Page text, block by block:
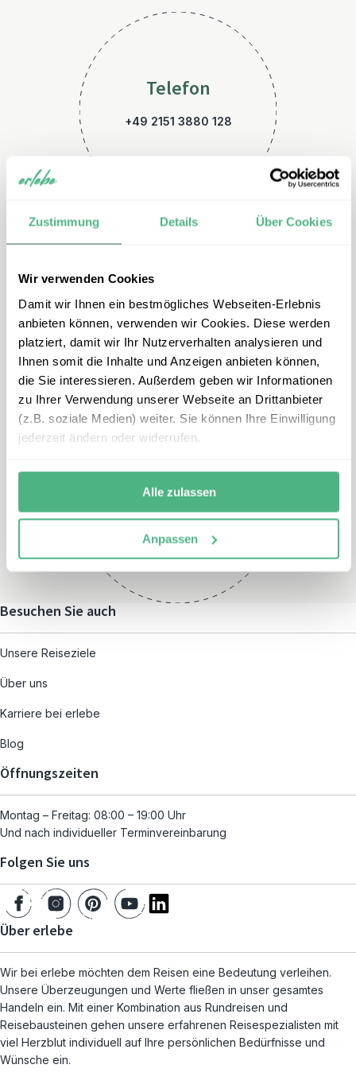
Zustimmung Details Über Cookies
Wir verwenden Cookies
Damit wir Ihnen ein bestmögliches Webseiten-Erlebnis
anbieten können, verwenden wir Cookies. Diese werden
platziert, damit wir Ihr Nutzerverhalten analysieren und
Ihnen somit die Inhalte und Anzeigen anbieten können,
die Sie interessieren. Außerdem geben wir Informationen
zu Ihrer Verwendung unserer Webseite an Drittanbieter
(z.B. soziale Medien) weiter. Sie können Ihre Einwilligung
jederzeit ändern oder widerrufen.
Alle zulassen
Anpassen
Telefon
+49 2151 3880 128
E-Mail
namibia@erlebe.de
Montag – Freitag:
und nach individueller
Terminvereinbarung
Besuchen Sie auch
Unsere Reiseziele
Über uns
Karriere bei erlebe
Blog
Öffnungszeiten
Montag – Freitag: 08:00 – 19:00 Uhr
Und nach individueller Terminvereinbarung
Folgen Sie uns
Über erlebe
Wir bei erlebe möchten dem Reisen eine Bedeutung verleihen.
Unsere Überzeugungen und Werte fließen in unser gesamtes
Handeln ein. Mit einer Kombination aus Rundreisen und
Reisebausteinen gehen unsere erfahrenen Reisespezialisten mit
viel Herzblut individuell auf Ihre persönlichen Bedürfnisse und
Wünsche ein.